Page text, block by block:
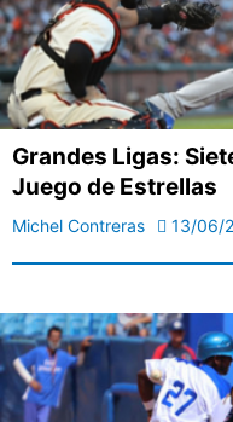
Grandes Ligas:
Juego de Estrellas
Michel Contreras 13/06/